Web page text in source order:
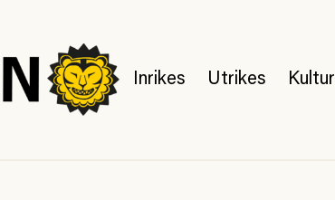
Inrikes Utrikes Kultur